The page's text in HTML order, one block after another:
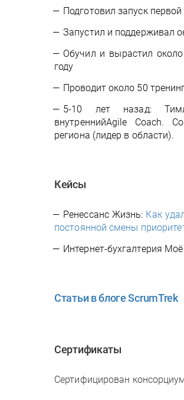
Подготовил запуск
Запустил и поддерживал
Обучил и вырастил
году
Проводит около 50
5-10 лет назад:
внутреннийAgile Coach.
региона (лидер в области).
Кейсы
Ренессанс Жизнь: Как
постоянной смены
Интернет-бухгалтерия
Статьи в блоге ScrumTrek
Сертификаты
Сертифицирован